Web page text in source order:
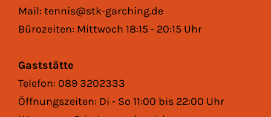
Mail: tennis@stk-garching.de
Bürozeiten: Mittwoch 18:15 - 20:15 Uhr
Gaststätte
Telefon: 089 3202333
Öffnungszeiten: Di - So 11:00 bis 22:00 Uhr